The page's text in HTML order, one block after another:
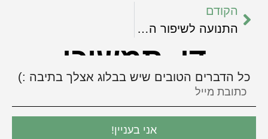
הקודם
התנועה לשיפור העצמי
די, תמשיכי
כל הדברים הטובים שיש בבלוג אצלך בתיבה :)
אני בעניין!